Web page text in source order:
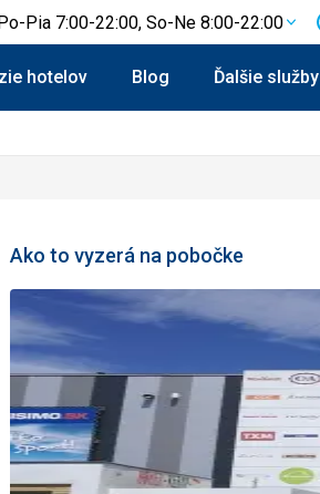
Pia 7:00-22:00, So-Ne 8:00-22:00
hotelov Blog Ďalšie služby
Ako to vyzerá na pobočke